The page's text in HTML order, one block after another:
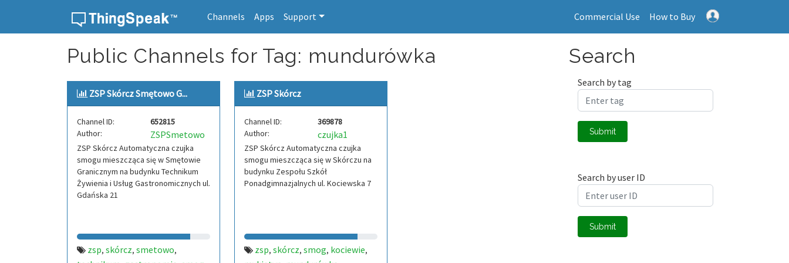
Channels Apps Support Commercial Use How to Buy
Public Channels for Tag: mundurówka
ZSP Skórcz Smętowo G...
Channel ID:
652815
Author:
ZSPSmetowo
ZSP Skórcz Automatyczna czujka
smogu mieszcząca się w Smętowie
Granicznym na budynku Technikum
Żywienia i Usług Gastronomicznych ul.
Gdańska 21
zsp, skórcz, smetowo,
ZSP Skórcz
Channel ID:
369878
Author:
czujka1
ZSP Skórcz Automatyczna czujka
smogu mieszcząca się w Skórczu na
budynku Zespołu Szkół
Ponadgimnazjalnych ul. Kociewska 7
zsp, skórcz, smog, kociewie,
Search
Search by tag
Submit
Search by user ID
Submit